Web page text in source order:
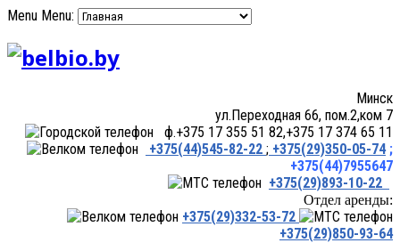
Menu Menu:
Минск
ул.Переходная 66, пом.2,ком 7
ф.+375 17 355 51 82,+375 17 374 65 11
+375(44)545-82-22 ; +375(29)350-05-74 ;
+375(44)7955647
+375(29)893-10-22
Отдел аренды:
+375(29)332-53-72
+375(29)850-93-64